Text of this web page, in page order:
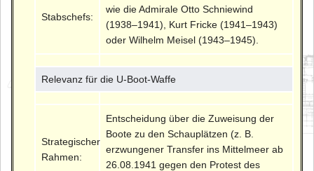
Stabschefs:
wie die Admirale Otto Schniewind
(1938–1941), Kurt Fricke (1941–1943)
oder Wilhelm Meisel (1943–1945).
Relevanz für die U-Boot-Waffe
Strategischer
Rahmen:
Entscheidung über die Zuweisung der
Boote zu den Schauplätzen (z. B.
erzwungener Transfer ins Mittelmeer ab
26.08.1941 gegen den Protest des